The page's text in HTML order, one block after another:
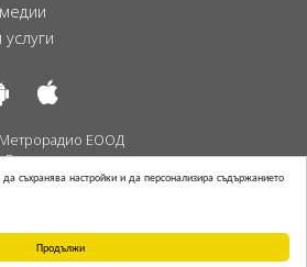
Продължи
да съхранява настройки и да персонализира съдържанието
Метрорадио ЕООД
права запазени.